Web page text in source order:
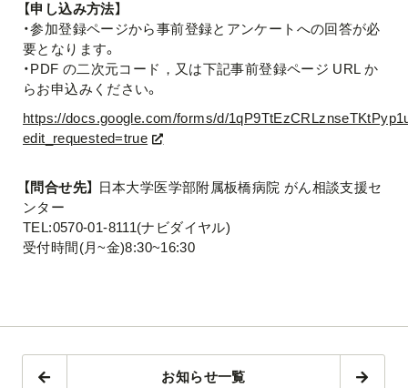
【申し込み方法】
・参加登録ページから事前登録とアンケートへの回答が必
要となります。
・PDF の二次元コード，又は下記事前登録ページ URL か
らお申込みください。
https://docs.google.com/forms/d/
edit_requested=true
【問合せ先】
日本大学医学部附属板橋病院 がん相談支援セ
ンター
TEL:0570-01-8111(ナビダイヤル)
受付時間(月~金)8:30~16:30
お知らせ一覧